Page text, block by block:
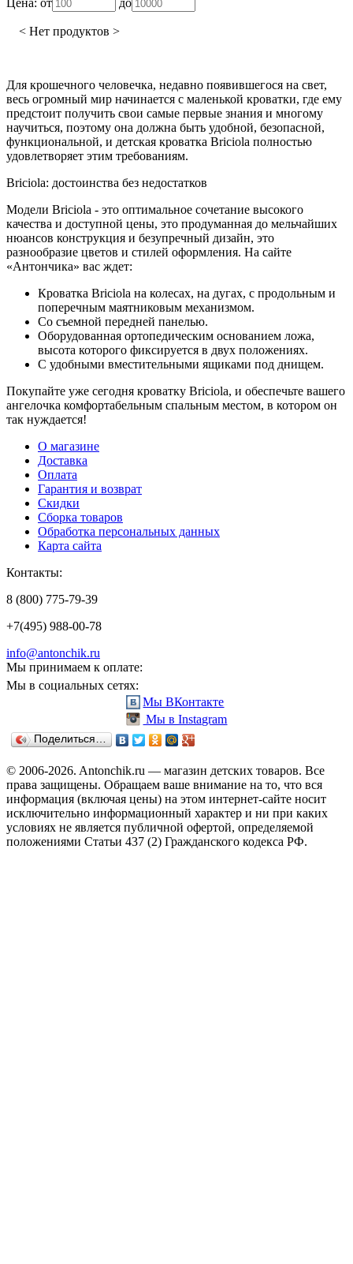
< Нет продуктов >
Для крошечного человечка, недавно появившегося на свет,
весь огромный мир начинается с маленькой кроватки, где ему
предстоит получить свои самые первые знания и многому
научиться, поэтому она должна быть удобной, безопасной,
функциональной, и детская кроватка Briciola полностью
удовлетворяет этим требованиям.
Вriciola: достоинства без недостатков
Модели Briciola - это оптимальное сочетание высокого
качества и доступной цены, это продуманная до мельчайших
нюансов конструкция и безупречный дизайн, это
разнообразие цветов и стилей оформления. На сайте
«Антончика» вас ждет:
Кроватка Briciola на колесах, на дугах, с продольным и
поперечным маятниковым механизмом.
Со съемной передней панелью.
Оборудованная ортопедическим основанием ложа,
высота которого фиксируется в двух положениях.
С удобными вместительными ящиками под днищем.
Покупайте уже сегодня кроватку Вriciola, и обеспечьте вашего
ангелочка комфортабельным спальным местом, в котором он
так нуждается!
О магазине
Доставка
Оплата
Гарантия и возврат
Скидки
Сборка товаров
Обработка персональных данных
Карта сайта
Контакты:
8 (800) 775-79-39
+7(495) 988-00-78
info@antonchik.ru
Мы принимаем к оплате:
Мы в социальных сетях:
Мы ВКонтакте
Мы в Instagram
Поделиться…
© 2006-2026. Antonchik.ru — магазин детских товаров. Все
права защищены. Обращаем ваше внимание на то, что вся
информация (включая цены) на этом интернет-сайте носит
исключительно информационный характер и ни при каких
условиях не является публичной офертой, определяемой
положениями Статьи 437 (2) Гражданского кодекса РФ.